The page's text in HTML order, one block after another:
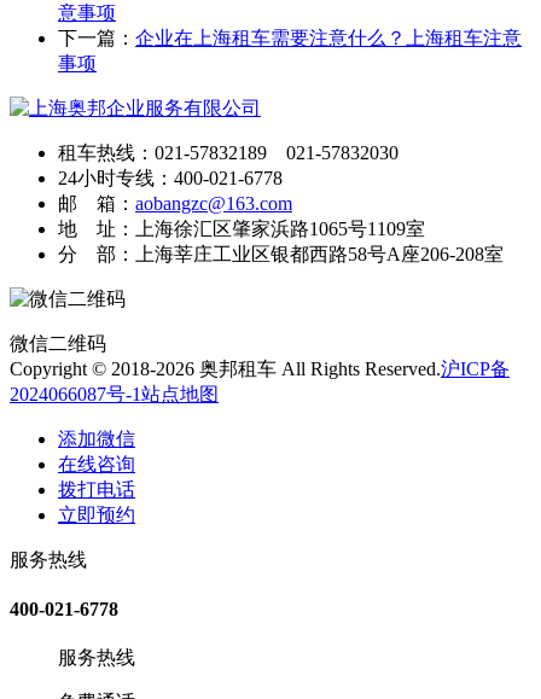
意事项
下一篇： 企业在上海租车需要注意什么？上海租车注意
事项
租车热线：021-57832189 021-57832030
24小时专线：400-021-6778
邮 箱： aobangzc@163.com
地 址：上海徐汇区肇家浜路1065号1109室
分 部：上海莘庄工业区银都西路58号A座206-208室
微信二维码
Copyright © 2018-2026 奥邦租车 All Rights Reserved.沪ICP备
2024066087号-1站点地图
添加微信
在线咨询
拨打电话
立即预约
服务热线
400-021-6778
服务热线